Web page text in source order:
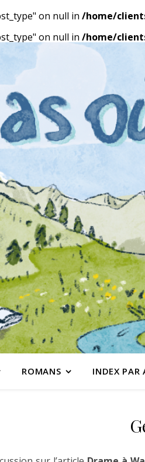
on null in /home/
on null in /home/
ROMANS INDEX PAR